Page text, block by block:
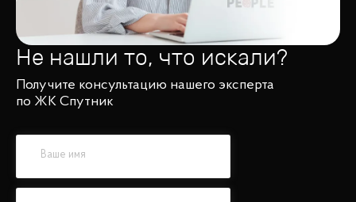
Не нашли то, что искали?
Получите консультацию нашего эксперта
по ЖК Спутник